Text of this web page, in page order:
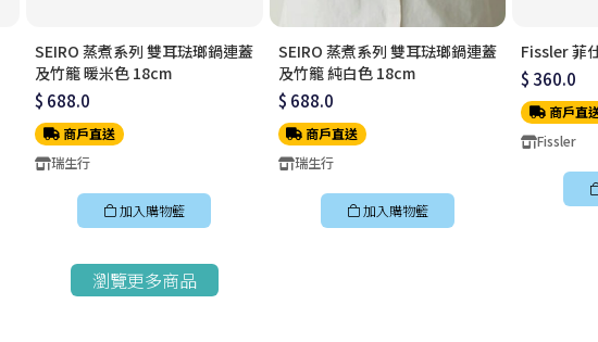
SEIRO 蒸煮系列 雙耳琺瑯鍋連蓋
及竹籠 暖米色 18cm
$ 688.0
商戶直送
瑞生行
加入購物籃
SEIRO 蒸煮系列 雙耳琺瑯鍋連蓋
及竹籠 純白色 18cm
$ 688.0
商戶直送
瑞生行
加入購物籃
Fissler 菲
$ 360.0
商戶直
Fissler
瀏覽更多商品